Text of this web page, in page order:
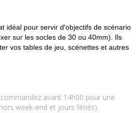
idéal pour servir d'objectifs de scénario
sur les socles de 30 ou 40mm). Ils
vos tables de jeu, scénettes et autres
avant 14h00 pour une
week-end et jours fériés).